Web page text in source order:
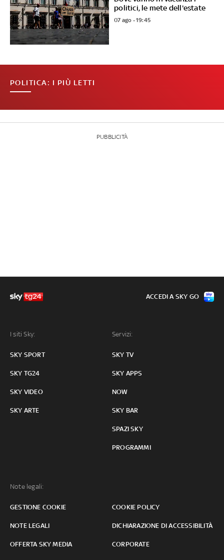
politici, le mete dell'estate
07 ago - 19:45
POLITICA: I PIÙ LETTI
PUBBLICITÀ
I siti Sky:
SKY SPORT
SKY TG24
SKY VIDEO
SKY ARTE
Servizi:
SKY TV
SKY APPS
NOW
SKY BAR
SPAZI SKY
PROGRAMMI
Note legali:
GESTIONE COOKIE COOKIE POLICY
NOTE LEGALI DICHIARAZIONE DI ACCESSIBILITÀ
OFFERTA SKY MEDIA CORPORATE
ACCEDI A SKY GO